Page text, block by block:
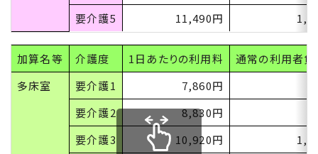
要介護5 11,490円
加算名等 介護度 1日あたりの利用料
通常の利用者
多床室
要介護1 7,860円
要介護2 8,830円
要介護3 10,920円